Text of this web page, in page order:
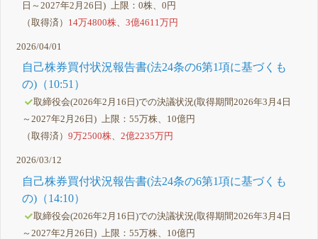
日～2027年2月26日) 上限：0株、0円
（取得済） 14万4800株、3億4611万円
2026/04/01
自己株券買付状況報告書(法24条の6第1項に基づくも
の)（10:51）
取締役会(2026年2月16日)での決議状況(取得期間2026年3月4日
～2027年2月26日) 上限：55万株、10億円
（取得済）9万2500株、2億2235万円
2026/03/12
自己株券買付状況報告書(法24条の6第1項に基づくも
の)（14:10）
取締役会(2026年2月16日)での決議状況(取得期間2026年3月4日
～2027年2月26日) 上限：55万株、10億円